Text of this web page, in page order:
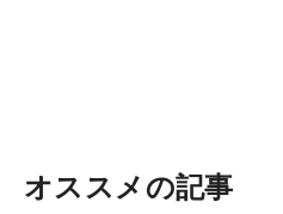
オススメの記事